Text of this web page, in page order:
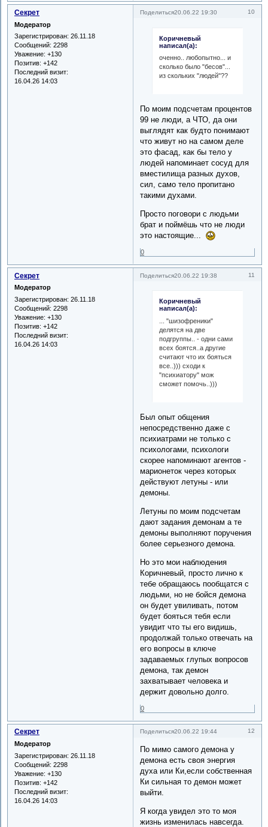
Поделиться 10
20.06.22 19:30
Секрет
Модератор
Зарегистрирован: 26.11.18
Сообщений: 2298
Уважение: +130
Позитив: +142
Последний визит:
16.04.26 14:03
Коричневый
написал(а):
оченно.. любопытно... и
сколько было "бесов"...
из скольких "людей"??
По моим подсчетам процентов
99 не люди, а ЧТО, да они
выглядят как будто понимают
что живут но на самом деле
это фасад, как бы тело у
людей напоминает сосуд для
вместилища разных духов,
сил, само тело пропитано
такими духами.
Просто поговори с людьми
брат и поймёшь что не люди
это настоящие...
0
Поделиться 11
20.06.22 19:38
Секрет
Модератор
Зарегистрирован: 26.11.18
Сообщений: 2298
Уважение: +130
Позитив: +142
Последний визит:
16.04.26 14:03
Коричневый
написал(а):
... "шизофреники"
делятся на две
подгруппы.. - одни сами
всех боятся..а другие
считают что их бояться
все..))) сходи к
"психиатору" мож
сможет помочь..)))
Был опыт общения
непосредственно даже с
психиатрами не только с
психологами, психологи
скорее напоминают агентов -
марионеток через которых
действуют летуны - или
демоны.
Летуны по моим подсчетам
дают задания демонам а те
демоны выполняют поручения
более серьезного демона.
Но это мои наблюдения
Коричневый, просто лично к
тебе обращаюсь пообщатся с
людьми, но не бойся демона
он будет увиливать, потом
будет бояться тебя если
увидит что ты его видишь,
продолжай только отвечать на
его вопросы в ключе
задаваемых глупых вопросов
демона, так демон
захватывает человека и
держит довольно долго.
0
Поделиться 12
20.06.22 19:44
Секрет
Модератор
Зарегистрирован: 26.11.18
Сообщений: 2298
Уважение: +130
Позитив: +142
Последний визит:
16.04.26 14:03
По мимо самого демона у
демона есть своя энергия
духа или Ки,если собственная
Ки сильная то демон может
выйти.
Я когда увидел это то моя
жизнь изменилась навсегда.